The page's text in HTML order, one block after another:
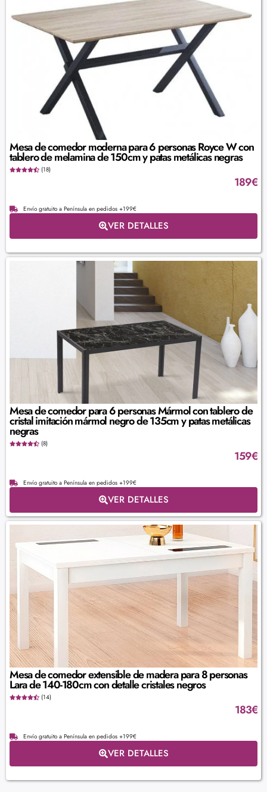
Mesa de comedor moderna para 6 personas Royce W con
tablero de melamina de 150cm y patas metálicas negras
(18)
189€
Envío gratuito a Península en pedidos +199€
VER DETALLES
Mesa de comedor para 6 personas Mármol con tablero de
cristal imitación mármol negro de 135cm y patas metálicas
negras
(8)
159€
Envío gratuito a Península en pedidos +199€
VER DETALLES
Mesa de comedor extensible de madera para 8 personas
Lara de 140-180cm con detalle cristales negros
(14)
183€
Envío gratuito a Península en pedidos +199€
VER DETALLES